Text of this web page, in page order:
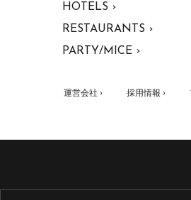
HOTELS ›
RESTAURANTS ›
PARTY/MICE ›
運営会社 › 採用情報 ›